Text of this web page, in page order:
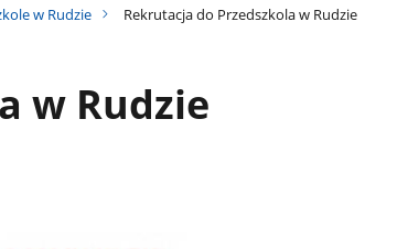
w Rudzie Rekrutacja do Przedszkola w Rudzie
w Rudzie